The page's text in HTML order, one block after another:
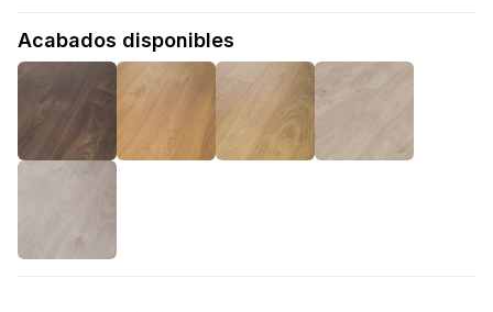
Acabados disponibles